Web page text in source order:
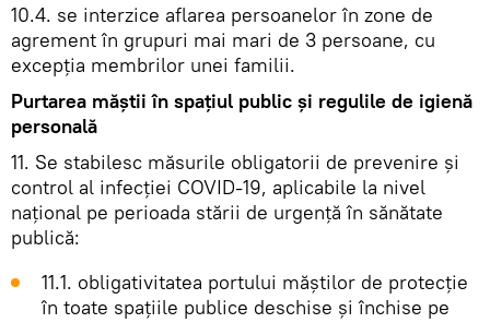
10.4. se interzice aflarea persoanelor în zone de
agrement în grupuri mai mari de 3 persoane, cu
excepția membrilor unei familii.
Purtarea măștii în spațiul public și regulile de igienă
personală
11. Se stabilesc măsurile obligatorii de prevenire și
control al infecției COVID-19, aplicabile la nivel
național pe perioada stării de urgență în sănătate
publică:
11.1. obligativitatea portului măștilor de protecție
în toate spațiile publice deschise și închise pe